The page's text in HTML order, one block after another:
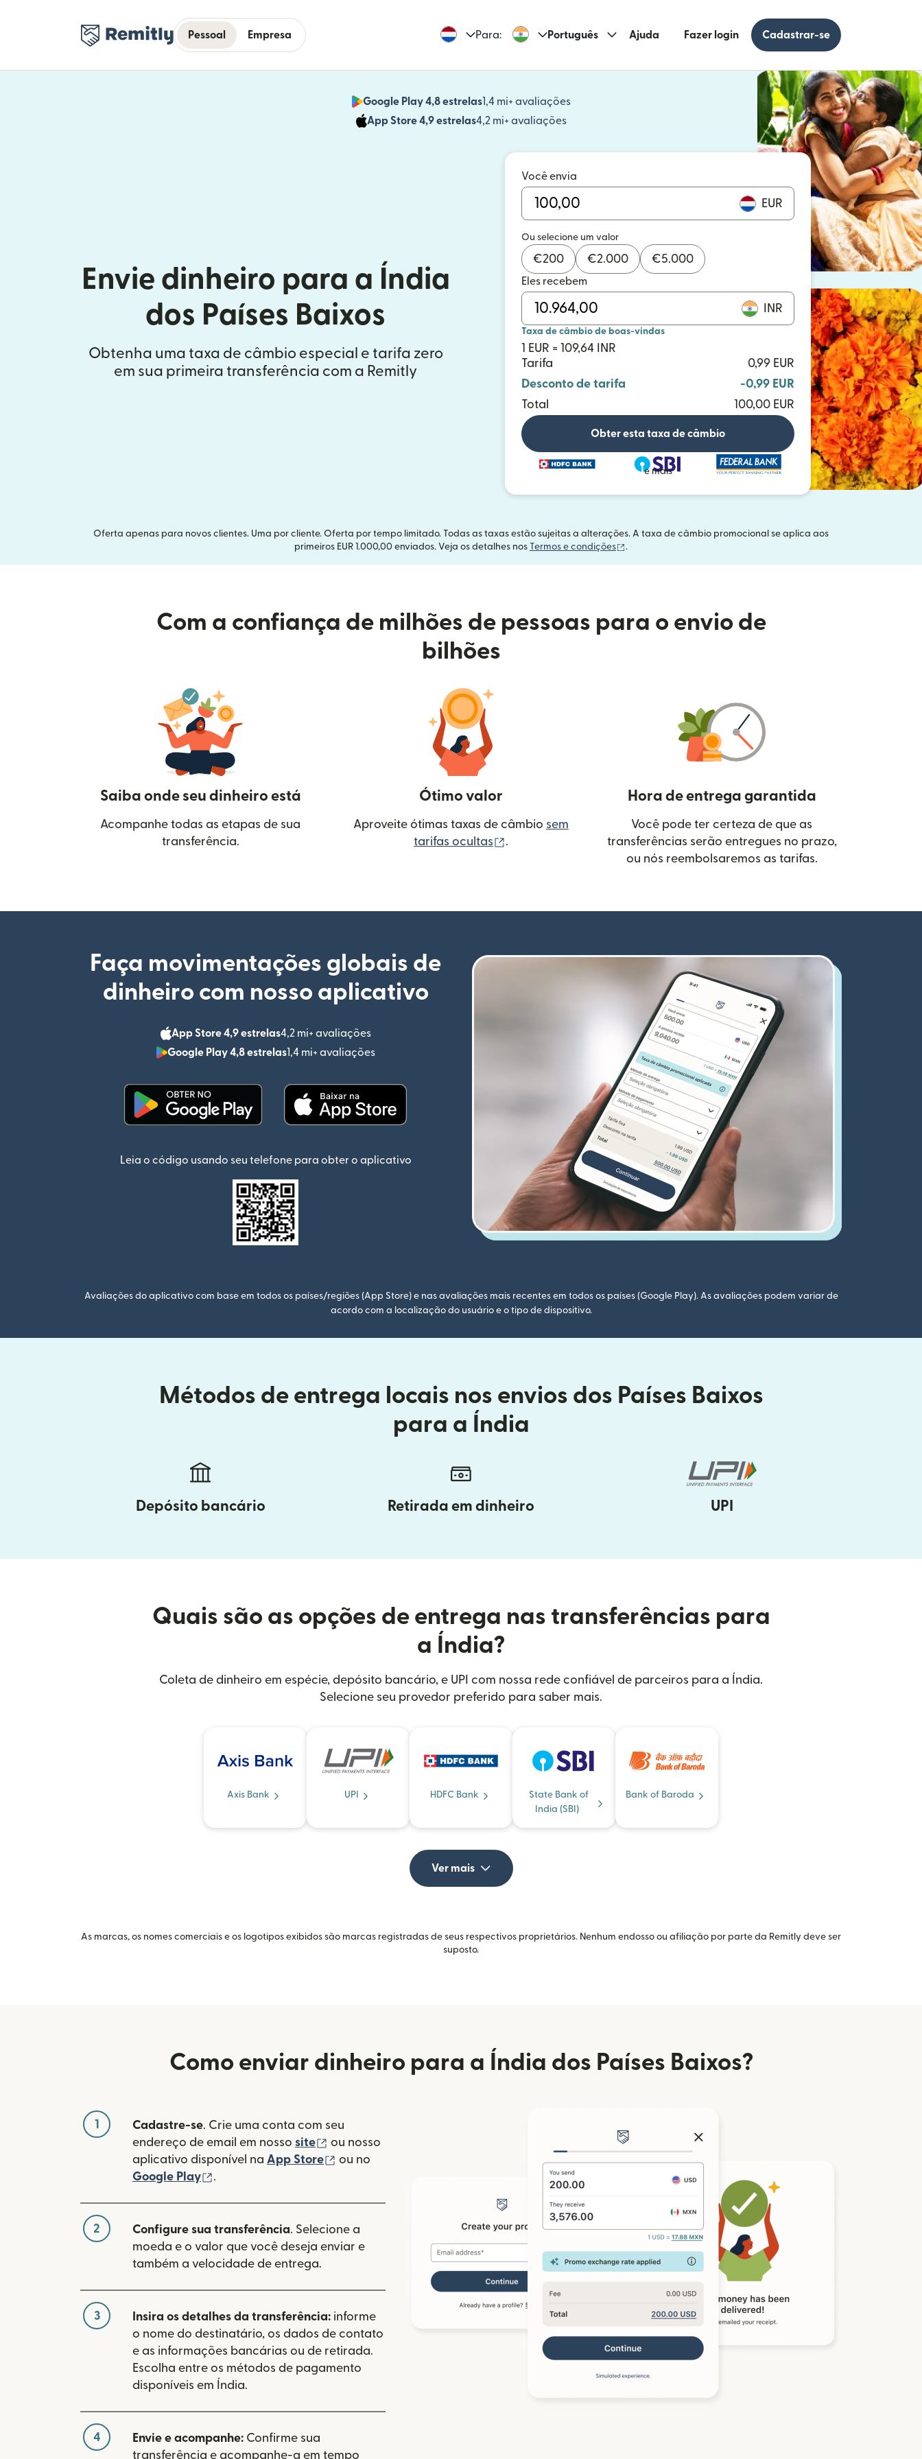
Pessoal Empresa Para: Português Ajuda Fazer login Cadastrar-se
Google Play 4,8 estrelas1,4 mi+ avaliações
(abre em uma nova janela)
App Store 4,9 estrelas4,2 mi+ avaliações
(abre em uma nova janela)
Envie dinheiro para a Índia
dos Países Baixos
Obtenha uma taxa de câmbio especial e tarifa zero
em sua primeira transferência com a Remitly
Você envia
EUR
Ou selecione um valor
€200 €2.000 €5.000
Eles recebem
INR
Taxa de câmbio de boas-vindas
1 EUR = 109,64 INR
Tarifa
0,99 EUR
Desconto de tarifa
-0,99 EUR
Total
100,00 EUR
Obter esta taxa de câmbio
e mais
Oferta apenas para novos clientes. Uma por cliente. Oferta por tempo limitado. Todas as taxas estão sujeitas a alterações. A taxa de câmbio promocional se aplica aos
primeiros EUR 1.000,00 enviados. Veja os detalhes nos Termos e condições (abre em uma nova janela)
.
Com a confiança de milhões de pessoas para o envio de
bilhões
Saiba onde seu dinheiro está
Acompanhe todas as etapas de sua
transferência.
Ótimo valor
Aproveite ótimas taxas de câmbio sem
tarifas ocultas
(abre em uma nova janela)
.
Hora de entrega garantida
Você pode ter certeza de que as
transferências serão entregues no prazo,
ou nós reembolsaremos as tarifas.
Faça movimentações globais de
dinheiro com nosso aplicativo
App Store 4,9 estrelas4,2 mi+ avaliações
(abre em uma nova janela)
Google Play 4,8 estrelas1,4 mi+ avaliações
(abre em uma nova janela)
Leia o código usando seu telefone para obter o aplicativo
Avaliações do aplicativo com base em todos os países/regiões (App Store) e nas avaliações mais recentes em todos os países (Google Play). As avaliações podem variar de
acordo com a localização do usuário e o tipo de dispositivo.
Métodos de entrega locais nos envios dos Países Baixos
para a Índia
Depósito bancário Retirada em dinheiro UPI
Quais são as opções de entrega nas transferências para
a Índia?
Coleta de dinheiro em espécie, depósito bancário, e UPI com nossa rede confiável de parceiros para a Índia.
Selecione seu provedor preferido para saber mais.
Axis Bank UPI HDFC Bank
State Bank of
India (SBI)
Bank of Baroda
Ver mais
As marcas, os nomes comerciais e os logotipos exibidos são marcas registradas de seus respectivos proprietários. Nenhum endosso ou afiliação por parte da Remitly deve ser
suposto.
Como enviar dinheiro para a Índia dos Países Baixos?
1 Cadastre-se. Crie uma conta com seu
endereço de email em nosso site (abre em uma nova janela)
ou nosso
aplicativo disponível na App Store (abre em uma nova janela)
ou no
Google Play
(abre em uma nova janela)
.
2 Configure sua transferência. Selecione a
moeda e o valor que você deseja enviar e
também a velocidade de entrega.
3 Insira os detalhes da transferência: informe
o nome do destinatário, os dados de contato
e as informações bancárias ou de retirada.
Escolha entre os métodos de pagamento
disponíveis em Índia.
4 Envie e acompanhe: Confirme sua
transferência e acompanhe-a em tempo